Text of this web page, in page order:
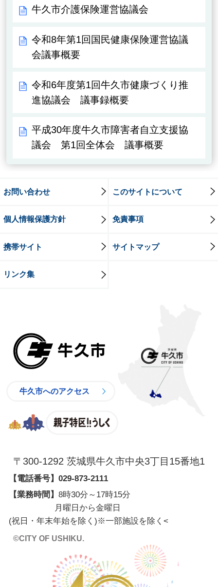
牛久市介護保険運営協議会
令和8年第1回国民健康保険運営協議
会議事概要
令和6年度第1回牛久市健康づくり推
進協議会 議事録概要
平成30年度牛久市障害者自立支援協
議会 第1回全体会 議事概要
お問い合わせ このサイトについて
個人情報保護方針 免責事項
携帯サイト サイトマップ
リンク集
牛久市へのアクセス
〒300-1292 茨城県牛久市中央3丁目15番地1
【電話番号】 029-873-2111
【業務時間】 8時30分～17時15分
月曜日から金曜日
(祝日・年末年始を除く)※一部施設を除く <
©CITY OF USHIKU.